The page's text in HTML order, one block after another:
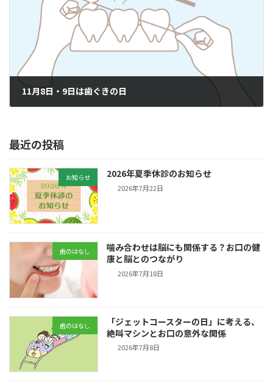
11月8日・9日は歯ぐきの日
最近の投稿
お知らせ 2026年夏季休診のお知らせ
2026年7月22日
歯のはなし
噛み合わせは脳にも関係する？お口の健
康と脳とのつながり
2026年7月18日
歯のはなし
「ジェットコースターの日」に考える、
絶叫マシンとお口の意外な関係
2026年7月8日